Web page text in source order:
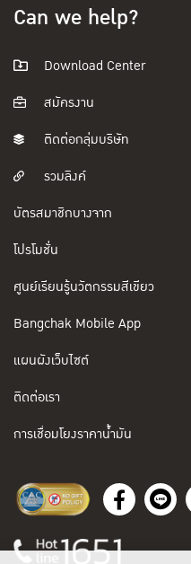
Can we help?
Download Center
สมัครงาน
ติดต่อกลุ่มบริษัท
รวมลิงค์
บัตรสมาชิกบางจาก
โปรโมชั่น
ศูนย์เรียนรู้นวัตกรรมสีเขียว
Bangchak Mobile App
แผนผังเว็บไซต์
ติดต่อเรา
การเชื่อมโยงราคาน้ำมัน